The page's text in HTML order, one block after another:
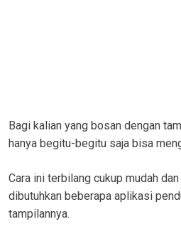
Bagi kalian yang bosan dengan
hanya begitu-begitu saja bisa
Cara ini terbilang cukup mudah
dibutuhkan beberapa aplikasi
tampilannya.